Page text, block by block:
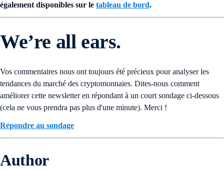
également disponibles sur le tableau de bord.
We’re all ears.
Vos commentaires nous ont toujours été précieux pour analyser les
tendances du marché des cryptomonnaies. Dites-nous comment
améliorer cette newsletter en répondant à un court sondage ci-dessous
(cela ne vous prendra pas plus d'une minute). Merci !
Répondre au sondage
Author